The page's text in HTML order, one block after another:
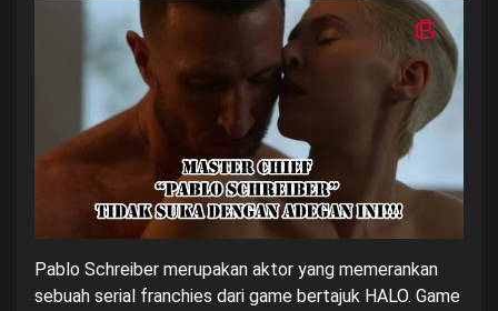
Pablo Schreiber merupakan aktor yang memerankan
sebuah serial franchies dari game bertajuk HALO. Game